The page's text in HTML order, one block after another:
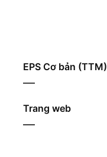
EPS Cơ bản (TTM)
—
Trang web
—